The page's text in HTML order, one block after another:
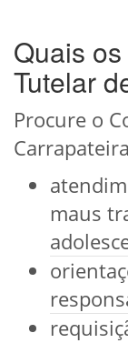
Quais
Tutelar
Procure o
maus